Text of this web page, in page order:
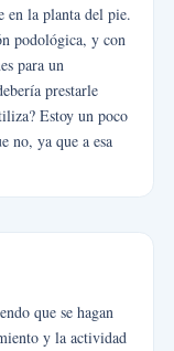
en la planta del pie.
podológica, y con
para un
prestarle
Estoy un poco
no, ya que a esa
que se hagan
y la actividad